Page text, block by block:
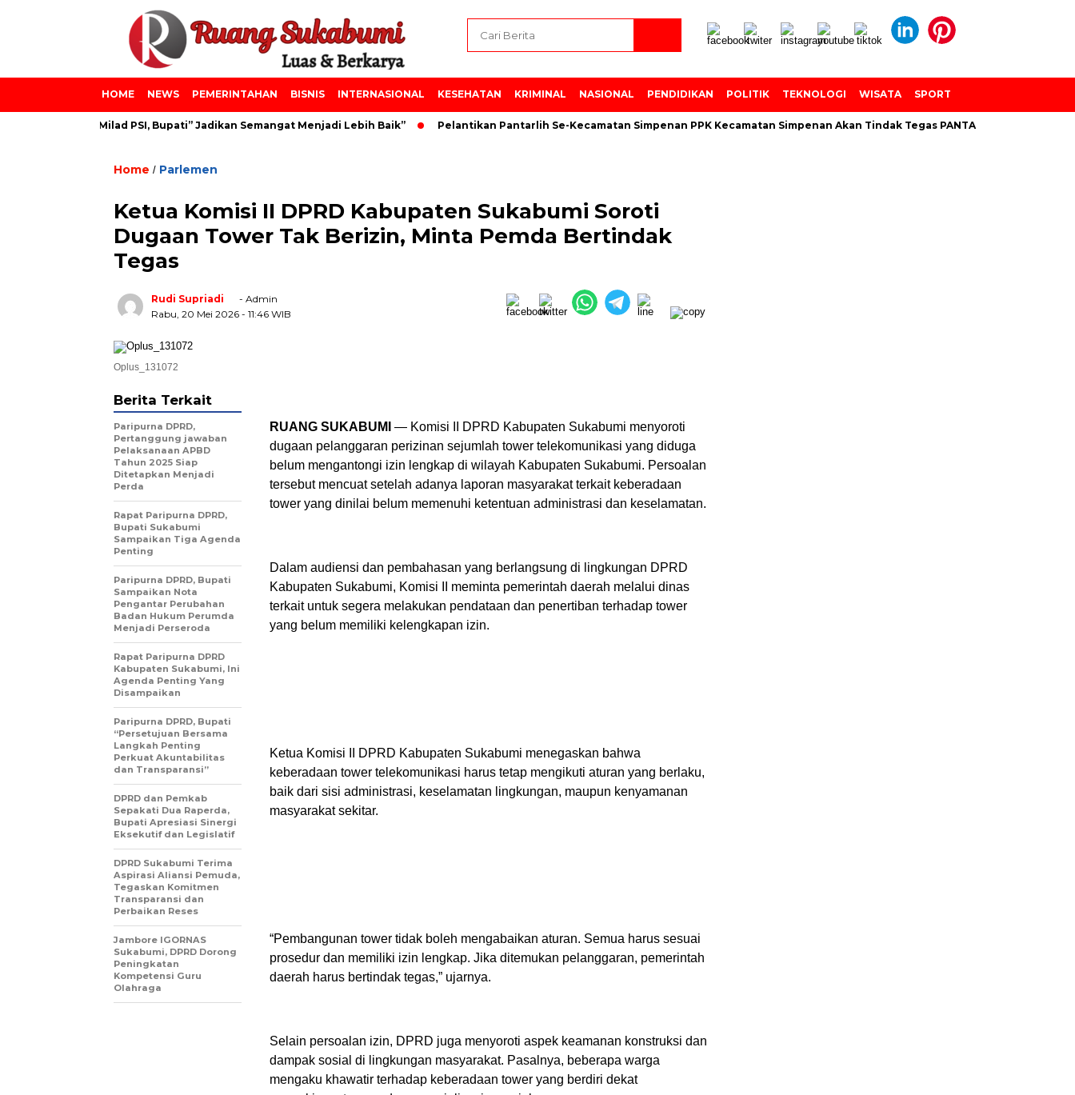
HOME NEWS PEMERINTAHAN BISNIS INTERNASIONAL KESEHATAN KRIMINAL NASIONAL PENDIDIKAN POLITIK TEKNOLOGI WISATA SPORT
dan Milad PSI, Bupati” Jadikan Semangat Menjadi Lebih Baik” Pelantikan Pantarlih Se-Kecamatan Simpenan PPK Kecamatan Simpenan Akan Tindak Tegas PANTARLIH Yang Tembak
Home / Parlemen
Ketua Komisi II DPRD Kabupaten Sukabumi Soroti
Dugaan Tower Tak Berizin, Minta Pemda Bertindak
Tegas
Rudi Supriadi
- Admin
Rabu, 20 Mei 2026 - 11:46 WIB
Oplus_131072
RUANG SUKABUMI — Komisi II DPRD Kabupaten Sukabumi menyoroti
dugaan pelanggaran perizinan sejumlah tower telekomunikasi yang diduga
belum mengantongi izin lengkap di wilayah Kabupaten Sukabumi. Persoalan
tersebut mencuat setelah adanya laporan masyarakat terkait keberadaan
tower yang dinilai belum memenuhi ketentuan administrasi dan keselamatan.
Dalam audiensi dan pembahasan yang berlangsung di lingkungan DPRD
Kabupaten Sukabumi, Komisi II meminta pemerintah daerah melalui dinas
terkait untuk segera melakukan pendataan dan penertiban terhadap tower
yang belum memiliki kelengkapan izin.
Ketua Komisi II DPRD Kabupaten Sukabumi menegaskan bahwa
keberadaan tower telekomunikasi harus tetap mengikuti aturan yang berlaku,
baik dari sisi administrasi, keselamatan lingkungan, maupun kenyamanan
masyarakat sekitar.
“Pembangunan tower tidak boleh mengabaikan aturan. Semua harus sesuai
prosedur dan memiliki izin lengkap. Jika ditemukan pelanggaran, pemerintah
daerah harus bertindak tegas,” ujarnya.
Selain persoalan izin, DPRD juga menyoroti aspek keamanan konstruksi dan
dampak sosial di lingkungan masyarakat. Pasalnya, beberapa warga
mengaku khawatir terhadap keberadaan tower yang berdiri dekat
Berita Terkait
Paripurna DPRD,
Pertanggung jawaban
Pelaksanaan APBD
Tahun 2025 Siap
Ditetapkan Menjadi
Perda
Rapat Paripurna DPRD,
Bupati Sukabumi
Sampaikan Tiga Agenda
Penting
Paripurna DPRD, Bupati
Sampaikan Nota
Pengantar Perubahan
Badan Hukum Perumda
Menjadi Perseroda
Rapat Paripurna DPRD
Kabupaten Sukabumi, Ini
Agenda Penting Yang
Disampaikan
Paripurna DPRD, Bupati
“Persetujuan Bersama
Langkah Penting
Perkuat Akuntabilitas
dan Transparansi”
DPRD dan Pemkab
Sepakati Dua Raperda,
Bupati Apresiasi Sinergi
Eksekutif dan Legislatif
DPRD Sukabumi Terima
Aspirasi Aliansi Pemuda,
Tegaskan Komitmen
Transparansi dan
Perbaikan Reses
Jambore IGORNAS
Sukabumi, DPRD Dorong
Peningkatan
Kompetensi Guru
Olahraga